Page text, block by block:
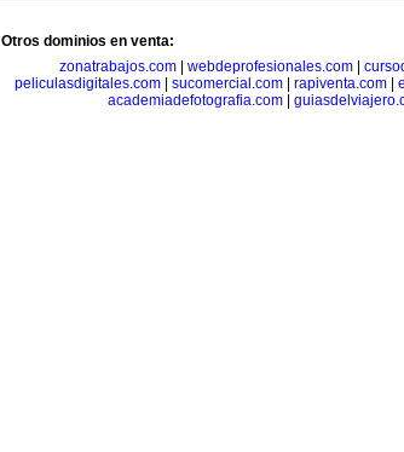
Otros dominios en venta:
zonatrabajos.com| webdeprofesionales.com|
peliculasdigitales.com
sucomercial.com rapiventa.com
academiadefotografia.com